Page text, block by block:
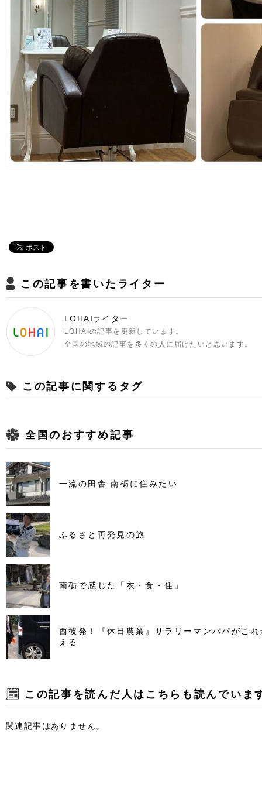
この記事を書いたライター
LOHAIライター
LOHAIの記事を更新しています。
全国の地域の記事を多くの人に届けたいと思います。
この記事に関するタグ
全国のおすすめ記事
一流の田舎 南砺に住みたい
ふるさと再発見の旅
南砺で感じた「衣・食・住」
西彼発！『休日農業』サラリーマンパパがこ
える
この記事を読んだ人はこちらも読んでいま
関連記事はありません。